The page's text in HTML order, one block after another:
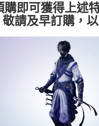
即可獲得上述
敬請及早訂購，